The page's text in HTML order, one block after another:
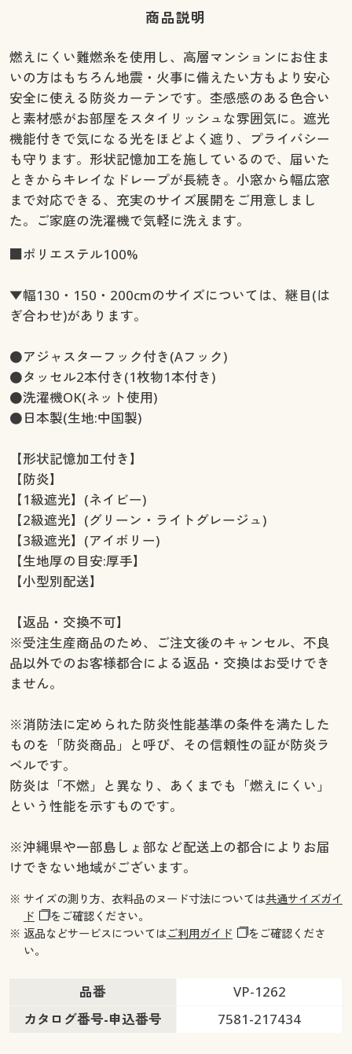
幅130×丈100cm(2枚組) ◎ 在庫あり
幅130×丈110cm(2枚組) ◎ 在庫あり
幅130×丈120cm(2枚組) ◎ 在庫あり
幅130×丈135cm(2枚組) ◎ 在庫あり
幅130×丈150cm(2枚組) ◎ 在庫あり
幅130×丈170cm(2枚組) ◎ 在庫あり
幅130×丈178cm(2枚組) ◎ 在庫あり
幅130×丈185cm(2枚組) ◎ 在庫あり
幅130×丈190cm(2枚組) ◎ 在庫あり
幅130×丈195cm(2枚組) ◎ 在庫あり
幅130×丈200cm(2枚組) ◎ 在庫あり
幅130×丈215cm(2枚組) ◎ 在庫あり
幅130×丈225cm(2枚組) ◎ 在庫あり
幅130×丈230cm(2枚組) ◎ 在庫あり
幅130×丈250cm(2枚組) ◎ 在庫あり
幅130×丈260cm(2枚組) ◎ 在庫あり
幅150×丈90cm(2枚組) ◎ 在庫あり
幅150×丈100cm(2枚組) ◎ 在庫あり
幅150×丈120cm(2枚組) ◎ 在庫あり
幅150×丈135cm(2枚組) ◎ 在庫あり
幅150×丈150cm(2枚組) ◎ 在庫あり
幅150×丈170cm(2枚組) ◎ 在庫あり
幅150×丈178cm(2枚組) ◎ 在庫あり
幅150×丈185cm(2枚組) ◎ 在庫あり
幅150×丈190cm(2枚組) ◎ 在庫あり
幅150×丈200cm(2枚組) ◎ 在庫あり
幅150×丈205cm(2枚組) ◎ 在庫あり
幅150×丈210cm(2枚組) ◎ 在庫あり
幅150×丈215cm(2枚組) ◎ 在庫あり
幅150×丈225cm(2枚組) ◎ 在庫あり
幅150×丈230cm(2枚組) ◎ 在庫あり
幅150×丈235cm(2枚組) ◎ 在庫あり
幅150×丈240cm(2枚組) ◎ 在庫あり
幅150×丈245cm(2枚組) ◎ 在庫あり
幅150×丈260cm(2枚組) ◎ 在庫あり
幅200×丈100cm(1枚物) ◎ 在庫あり
幅200×丈120cm(1枚物) ◎ 在庫あり
幅200×丈135cm(1枚物) ◎ 在庫あり
幅200×丈150cm(1枚物) ◎ 在庫あり
幅200×丈178cm(1枚物) ◎ 在庫あり
幅200×丈185cm(1枚物) ◎ 在庫あり
商品説明
燃えにくい難燃糸を使用し、高層マンションにお住ま
いの方はもちろん地震・火事に備えたい方もより安心
安全に使える防炎カーテンです。杢感感のある色合い
と素材感がお部屋をスタイリッシュな雰囲気に。遮光
機能付きで気になる光をほどよく遮り、プライバシー
も守ります。形状記憶加工を施しているので、届いた
ときからキレイなドレープが長続き。小窓から幅広窓
まで対応できる、充実のサイズ展開をご用意しまし
た。ご家庭の洗濯機で気軽に洗えます。
■ポリエステル100%
▼幅130・150・200cmのサイズについては、継目(は
ぎ合わせ)があります。
●アジャスターフック付き(Aフック)
●タッセル2本付き(1枚物1本付き)
●洗濯機OK(ネット使用)
●日本製(生地:中国製)
【形状記憶加工付き】
【防炎】
【1級遮光】(ネイビー)
【2級遮光】(グリーン・ライトグレージュ)
【3級遮光】(アイボリー)
【生地厚の目安:厚手】
【小型別配送】
【返品・交換不可】
※受注生産商品のため、ご注文後のキャンセル、不良
品以外でのお客様都合による返品・交換はお受けでき
ません。
※消防法に定められた防炎性能基準の条件を満たした
ものを「防炎商品」と呼び、その信頼性の証が防炎ラ
ベルです。
防炎は「不燃」と異なり、あくまでも「燃えにくい」
という性能を示すものです。
※沖縄県や一部島しょ部など配送上の都合によりお届
けできない地域がございます。
※ サイズの測り方、衣料品のヌード寸法については共通サイズガイ
ド
をご確認ください。
※ 返品などサービスについてはご利用ガイド
をご確認くださ
い。
品番
VP-1262
カタログ番号-申込番号
7581-217434